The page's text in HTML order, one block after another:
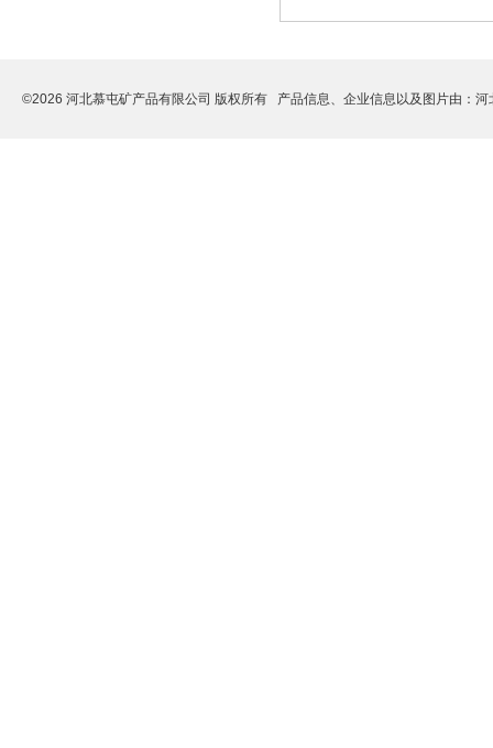
©2026 河北慕屯矿产品有限公司 版权所有 产品信息、企业信息以及图片由：